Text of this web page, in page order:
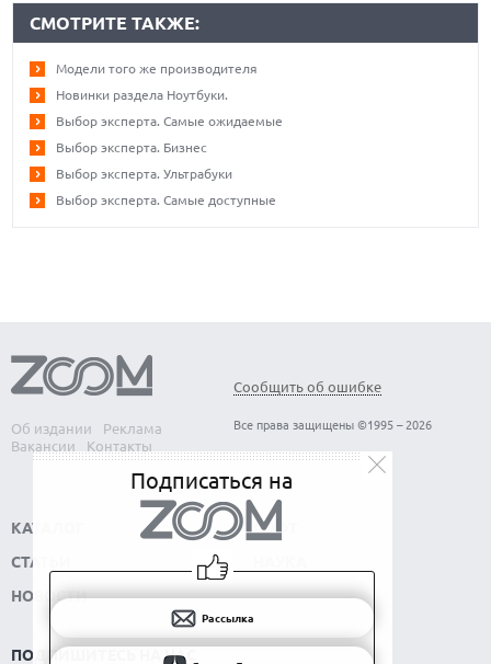
СМОТРИТЕ ТАКЖЕ:
Модели того же производителя
Новинки раздела Ноутбуки.
Выбор эксперта. Самые ожидаемые
Выбор эксперта. Бизнес
Выбор эксперта. Ультрабуки
Выбор эксперта. Самые доступные
Об издании
Реклама
Вакансии
Контакты
Сообщить об ошибке
Все права защищены ©1995 – 2026
КАТАЛОГ
СТАТЬИ
НОВОСТИ
СОФТ
ПОДПИШИТЕСЬ НА НАС
Подписаться на
Рассылка